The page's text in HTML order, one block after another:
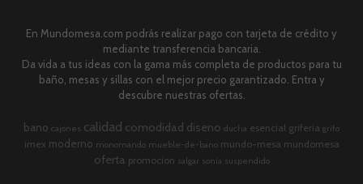
En Mundomesa.com podrás realizar pago con tarjeta de crédito y
mediante transferencia bancaria.
Da vida a tus ideas con la gama más completa de productos para tu
baño, mesas y sillas con el mejor precio garantizado. Entra y
descubre nuestras ofertas.
bano cajones calidad comodidad diseno ducha esencial griferia grifo
imex moderno monomando mueble-de-bano mundo-mesa mundomesa
oferta promocion salgar sonia suspendido